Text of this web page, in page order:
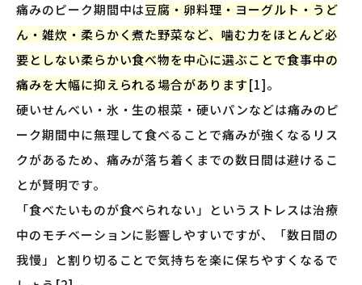
痛みのピーク期間中は豆腐・卵料理・ヨーグルト・うど
ん・雑炊・柔らかく煮た野菜など、噛む力をほとんど必
要としない柔らかい食べ物を中心に選ぶことで食事中の
痛みを大幅に抑えられる場合があります[1]。
硬いせんべい・氷・生の根菜・硬いパンなどは痛みのピ
ーク期間中に無理して食べることで痛みが強くなるリス
クがあるため、痛みが落ち着くまでの数日間は避けるこ
とが賢明です。
「食べたいものが食べられない」というストレスは治療
中のモチベーションに影響しやすいですが、「数日間の
我慢」と割り切ることで気持ちを楽に保ちやすくなるで